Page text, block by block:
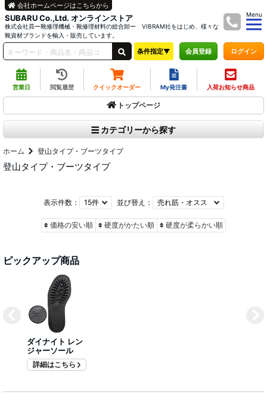
SUBARU Co.,Ltd. オンラインストア
株式会社昴ー靴修理機械・靴修理材料の総合卸ー VIBRAM社をはじめ、様々な
靴資材ブランドを輸入・販売しています。
Menu
会社ホームページはこちらから
条件指定▼ 会員登録 ログイン
営業日 閲覧履歴 クイックオーダー My発注書 入荷お知らせ商品
トップページ
カテゴリーから探す
ホーム 登山タイプ・ブーツタイプ
登山タイプ・ブーツタイプ
表示件数： 並び替え：
価格の安い順 硬度がかたい順 硬度が柔らかい順
ピックアップ商品
ダイナイト レン
ジャーソール
詳細はこちら